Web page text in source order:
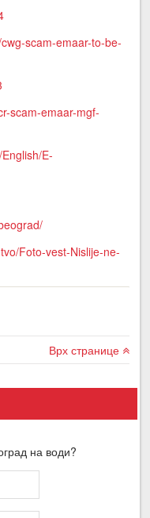
scam-emaar-to-be-
scam-emaar-mgf-
E-
Foto-vest-Nislije-ne-
Врх странице
на води?